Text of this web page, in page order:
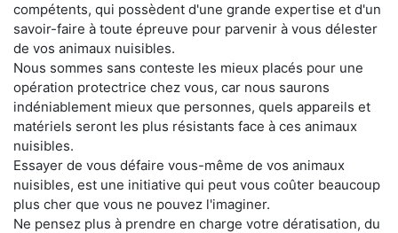
compétents, qui possèdent d'une grande expertise et d'un
savoir-faire à toute épreuve pour parvenir à vous délester
de vos animaux nuisibles.
Nous sommes sans conteste les mieux placés pour une
opération protectrice chez vous, car nous saurons
indéniablement mieux que personnes, quels appareils et
matériels seront les plus résistants face à ces animaux
nuisibles.
Essayer de vous défaire vous-même de vos animaux
nuisibles, est une initiative qui peut vous coûter beaucoup
plus cher que vous ne pouvez l'imaginer.
Ne pensez plus à prendre en charge votre dératisation, du